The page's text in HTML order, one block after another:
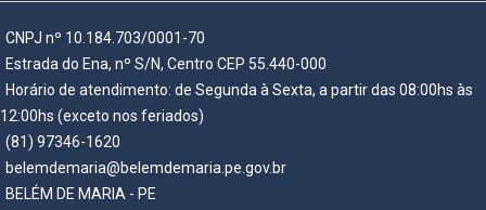
CNPJ nº 10.184.703/0001-70
Estrada do Ena, nº S/N, Centro CEP 55.440-000
Horário de atendimento: de Segunda à Sexta, a partir das 08:00hs às
12:00hs (exceto nos feriados)
(81) 97346-1620
belemdemaria@belemdemaria.pe.gov.br
BELÉM DE MARIA - PE